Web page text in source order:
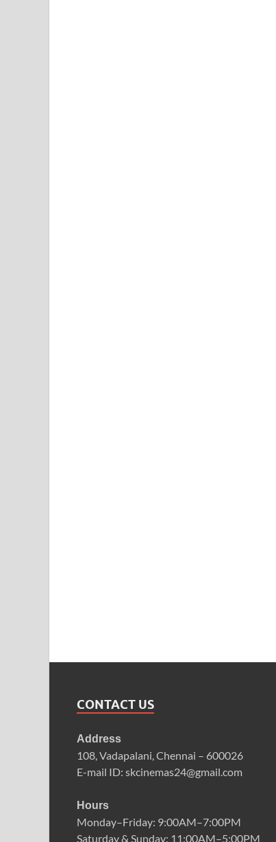
CONTACT US
Address
108, Vadapalani, Chennai – 600026
E-mail ID: skcinemas24@gmail.com
Hours
Monday–Friday: 9:00AM–7:00PM
Saturday & Sunday: 11:00AM–5:00PM